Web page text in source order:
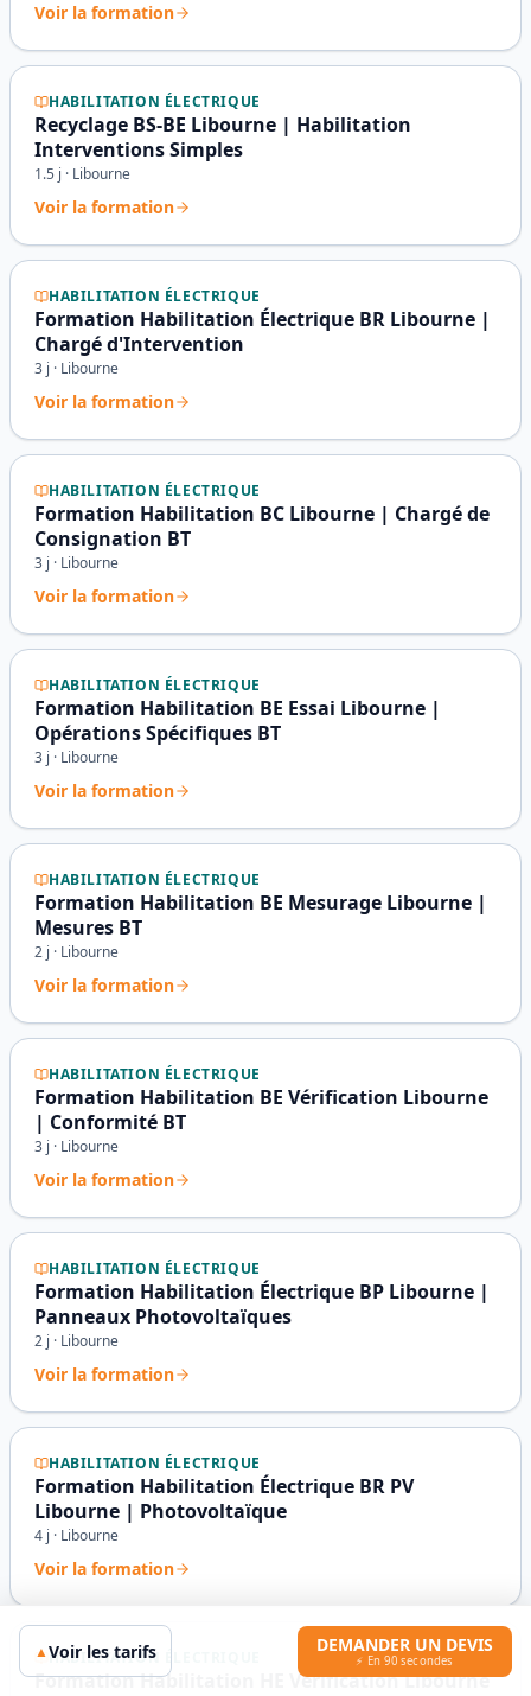
Voir la formation
HABILITATION ÉLECTRIQUE
Recyclage BS-BE Libourne | Habilitation
Interventions Simples
1.5 j · Libourne
Voir la formation
HABILITATION ÉLECTRIQUE
Formation Habilitation Électrique BR Libourne |
Chargé d'Intervention
3 j · Libourne
Voir la formation
HABILITATION ÉLECTRIQUE
Formation Habilitation BC Libourne | Chargé de
Consignation BT
3 j · Libourne
Voir la formation
HABILITATION ÉLECTRIQUE
Formation Habilitation BE Essai Libourne |
Opérations Spécifiques BT
3 j · Libourne
Voir la formation
HABILITATION ÉLECTRIQUE
Formation Habilitation BE Mesurage Libourne |
Mesures BT
2 j · Libourne
Voir la formation
HABILITATION ÉLECTRIQUE
Formation Habilitation BE Vérification Libourne
| Conformité BT
3 j · Libourne
Voir la formation
HABILITATION ÉLECTRIQUE
Formation Habilitation Électrique BP Libourne |
Panneaux Photovoltaïques
2 j · Libourne
Voir la formation
HABILITATION ÉLECTRIQUE
Formation Habilitation Électrique BR PV
Libourne | Photovoltaïque
4 j · Libourne
Voir la formation
HABILITATION ÉLECTRIQUE
Formation Habilitation HE Vérification Libourne
▲Voir les tarifs DEMANDER UN DEVIS
⚡ En 90 secondes